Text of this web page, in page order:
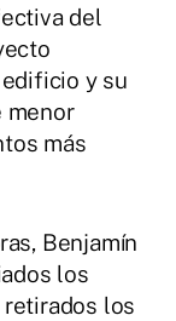
del
y su
menor
más
Benjamín
los
los